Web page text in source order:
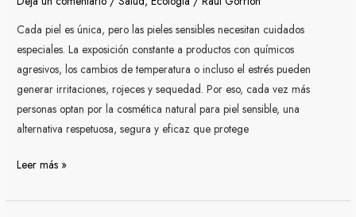
Cada piel es única, pero las pieles sensibles necesitan cuidados
especiales. La exposición constante a productos con químicos
agresivos, los cambios de temperatura o incluso el estrés pueden
generar irritaciones, rojeces y sequedad. Por eso, cada vez más
personas optan por la cosmética natural para piel sensible, una
alternativa respetuosa, segura y eficaz que protege
forma
más
pura
y
efectiva
de
cuidar
piel
Leer más »